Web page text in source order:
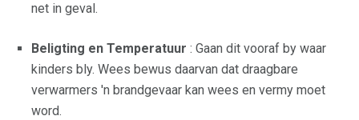
net in geval.
Beligting en Temperatuur : Gaan dit vooraf by waar
kinders bly. Wees bewus daarvan dat draagbare
verwarmers 'n brandgevaar kan wees en vermy moet
word.